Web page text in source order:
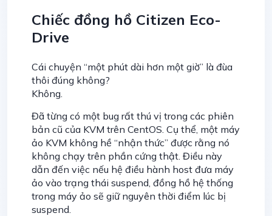
Chiếc đồng hồ Citizen Eco-
Drive
Cái chuyện “một phút dài hơn một giờ” là đùa
thôi đúng không?
Không.
Đã từng có một bug rất thú vị trong các phiên
bản cũ của KVM trên CentOS. Cụ thể, một máy
ảo KVM không hề “nhận thức” được rằng nó
không chạy trên phần cứng thật. Điều này
dẫn đến việc nếu hệ điều hành host đưa máy
ảo vào trạng thái suspend, đồng hồ hệ thống
trong máy ảo sẽ giữ nguyên thời điểm lúc bị
suspend.